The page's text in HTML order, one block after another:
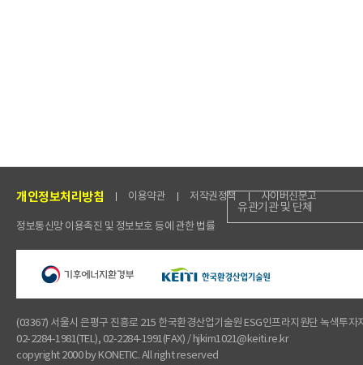
개인정보처리방침 이용약관 저작권정책 사이버신문고
정보통신망 이용촉진 및 정보보호 등에 관한 법률
유관기관 및 단체
(03367) 서울시 은평구 진흥로 215 한국환경산업기술원 ESG인프라지원단 녹색투자
02-2284-1981(TEL), 02-2284-1991(FAX) / hjkim1021@keiti.re.kr
copyright 2000 by KONETIC. All right reserved